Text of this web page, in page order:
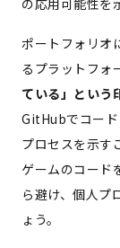
ポートフォリオ
るプラットフォ
ている」という
GitHubでコー
プロセスを示す
ゲームのコード
ら避け、個人プ
ょう。